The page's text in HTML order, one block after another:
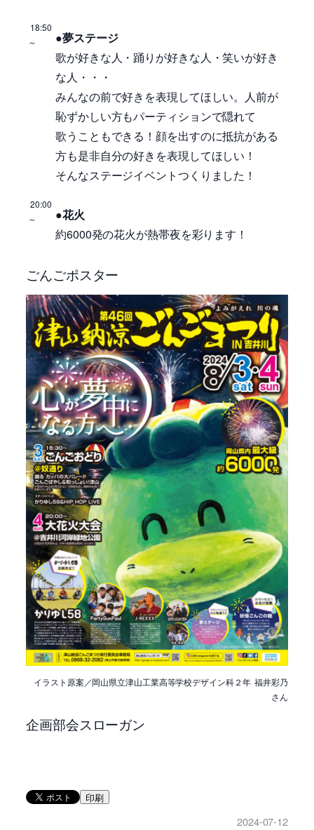
18:50
～
●夢ステージ
歌が好きな人・踊りが好きな人・笑いが好き
な人・・・
みんなの前で好きを表現してほしい。人前が
恥ずかしい方もパーティションで隠れて
歌うこともできる！顔を出すのに抵抗がある
方も是非自分の好きを表現してほしい！
そんなステージイベントつくりました！
20:00
～
●花火
約6000発の花火が熱帯夜を彩ります！
ごんごポスター
イラスト原案／岡山県立津山工業高等学校デザイン科２年 福井彩乃
さん
企画部会スローガン
印刷
2024-07-12